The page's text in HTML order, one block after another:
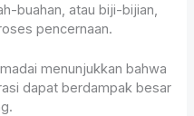
buahan, atau biji-bijian,
pencernaan.
menunjukkan bahwa
dapat berdampak besar